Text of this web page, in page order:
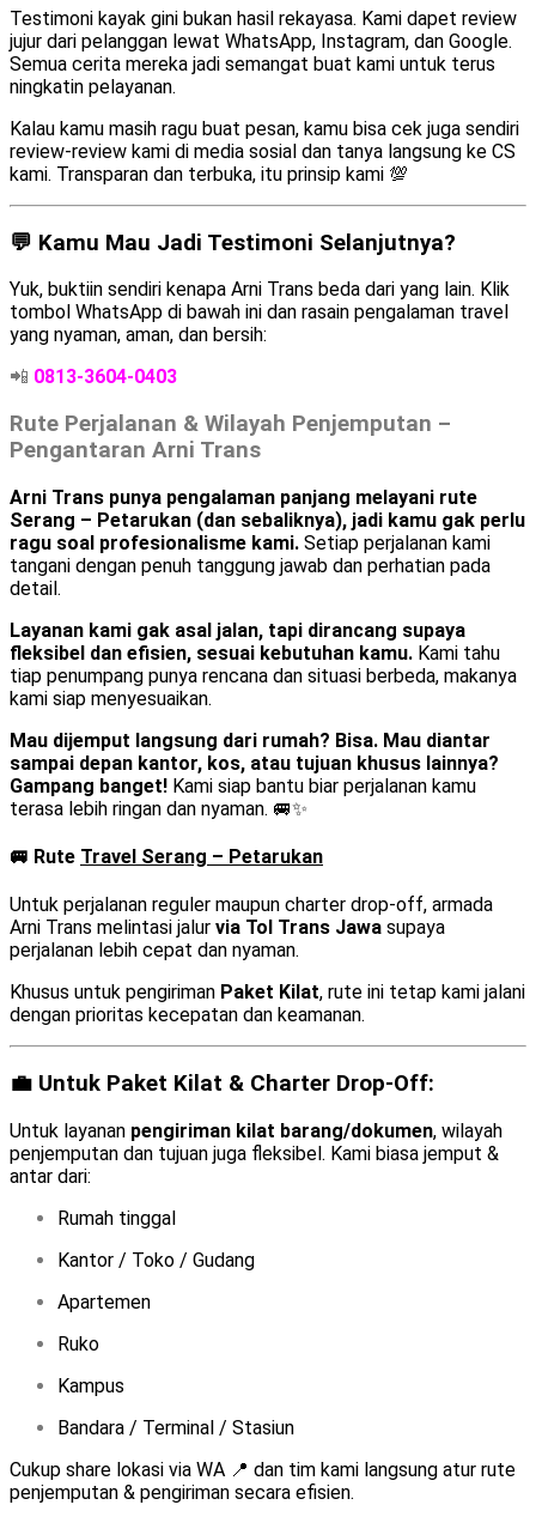
Testimoni kayak gini bukan hasil rekayasa. Kami dapet review
jujur dari pelanggan lewat WhatsApp, Instagram, dan Google.
Semua cerita mereka jadi semangat buat kami untuk terus
ningkatin pelayanan.
Kalau kamu masih ragu buat pesan, kamu bisa cek juga sendiri
review-review kami di media sosial dan tanya langsung ke CS
kami. Transparan dan terbuka, itu prinsip kami 💯
💬 Kamu Mau Jadi Testimoni Selanjutnya?
Yuk, buktiin sendiri kenapa Arni Trans beda dari yang lain. Klik
tombol WhatsApp di bawah ini dan rasain pengalaman travel
yang nyaman, aman, dan bersih:
📲 0813-3604-0403
Rute Perjalanan & Wilayah Penjemputan –
Pengantaran Arni Trans
Arni Trans punya pengalaman panjang melayani rute
Serang – Petarukan (dan sebaliknya), jadi kamu gak perlu
ragu soal profesionalisme kami. Setiap perjalanan kami
tangani dengan penuh tanggung jawab dan perhatian pada
detail.
Layanan kami gak asal jalan, tapi dirancang supaya
fleksibel dan efisien, sesuai kebutuhan kamu. Kami tahu
tiap penumpang punya rencana dan situasi berbeda, makanya
kami siap menyesuaikan.
Mau dijemput langsung dari rumah? Bisa. Mau diantar
sampai depan kantor, kos, atau tujuan khusus lainnya?
Gampang banget! Kami siap bantu biar perjalanan kamu
terasa lebih ringan dan nyaman. 🚐✨
🚐 Rute Travel Serang – Petarukan
Untuk perjalanan reguler maupun charter drop-off, armada
Arni Trans melintasi jalur via Tol Trans Jawa supaya
perjalanan lebih cepat dan nyaman.
Khusus untuk pengiriman Paket Kilat, rute ini tetap kami jalani
dengan prioritas kecepatan dan keamanan.
💼 Untuk Paket Kilat & Charter Drop-Off:
Untuk layanan pengiriman kilat barang/dokumen, wilayah
penjemputan dan tujuan juga fleksibel. Kami biasa jemput &
antar dari:
Rumah tinggal
Kantor / Toko / Gudang
Apartemen
Ruko
Kampus
Bandara / Terminal / Stasiun
Cukup share lokasi via WA 📍 dan tim kami langsung atur rute
penjemputan & pengiriman secara efisien.